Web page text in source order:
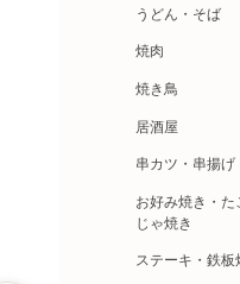
うどん・そば
焼肉
焼き鳥
居酒屋
串カツ・串揚げ
お好み焼き・
じゃ焼き
ステーキ・鉄板